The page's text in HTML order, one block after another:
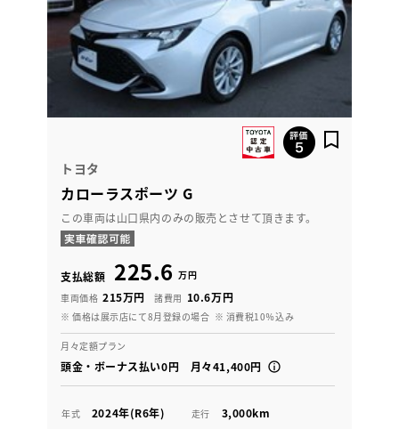
トヨタ
カローラスポーツ G
この車両は山口県内のみの販売とさせて頂きます。
支払総額 225.6 万円
車両価格 215万円 諸費用 10.6万円
※ 価格は展示店にて8月登録の場合 ※ 消費税10％込み
月々定額プラン
頭金・ボーナス払い0円 月々41,400円
年式 2024年(R6年) 走行 3,000km